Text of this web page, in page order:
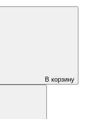
В корзину